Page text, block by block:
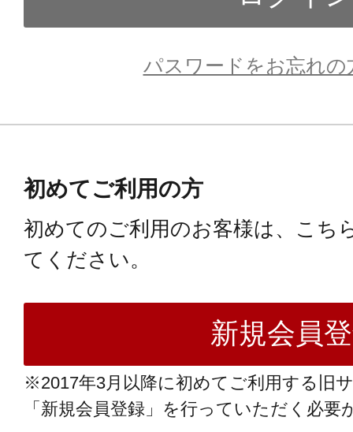
パスワードをお忘れの
初めてご利用の方
初めてのご利用のお客様は、こち
てください。
※2017年3月以降に初めてご利用する旧
「新規会員登録」を行っていただく必要